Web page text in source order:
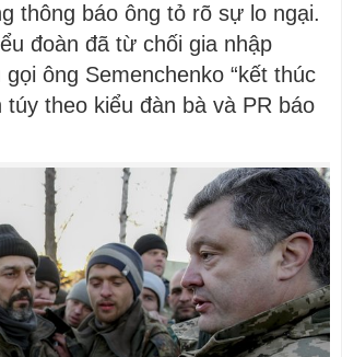
thông báo ông tỏ rõ sự lo ngại.
đoàn đã từ chối gia nhập
ông Semenchenko “kết thúc
túy theo kiểu đàn bà và PR báo